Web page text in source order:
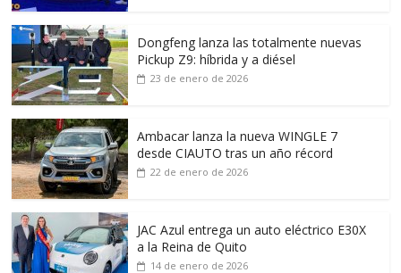
Dongfeng lanza las totalmente nuevas
Pickup Z9: híbrida y a diésel
23 de enero de 2026
Ambacar lanza la nueva WINGLE 7
desde CIAUTO tras un año récord
22 de enero de 2026
JAC Azul entrega un auto eléctrico E30X
a la Reina de Quito
14 de enero de 2026